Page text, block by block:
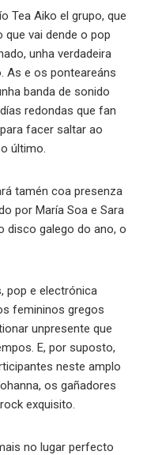
Tea Aiko el grupo, que
vai dende o pop
unha verdadeira
As e os ponteareáns
banda de sonido
redondas que fan
facer saltar ao
último.
tamén coa presenza
por María Soa e Sara
disco galego do ano, o
pop e electrónica
femininos gregos
unpresente que
E, por suposto,
neste amplo
os gañadores
exquisito.
no lugar perfecto